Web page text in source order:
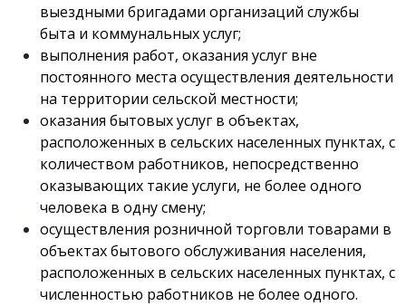
выездными бригадами организаций службы
быта и коммунальных услуг;
выполнения работ, оказания услуг вне
постоянного места осуществления деятельности
на территории сельской местности;
оказания бытовых услуг в объектах,
расположенных в сельских населенных пунктах, с
количеством работников, непосредственно
оказывающих такие услуги, не более одного
человека в одну смену;
осуществления розничной торговли товарами в
объектах бытового обслуживания населения,
расположенных в сельских населенных пунктах, с
численностью работников не более одного.